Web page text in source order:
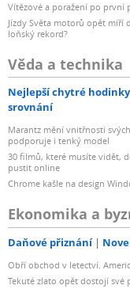
Vítězové a poražení po první
Jízdy Světa motorů opět míří
loňský rekord?
Věda a technika
Nejlepší chytré hodinky
srovnání
Marantz mění vnitřnosti
podporuje i tenký model
30 filmů, které musíte vidět,
pustit online
Chrome kašle na design
Ekonomika a
Daňové přiznání
Obří obchod v letectví.
Tekuté zlato opět dostojí své